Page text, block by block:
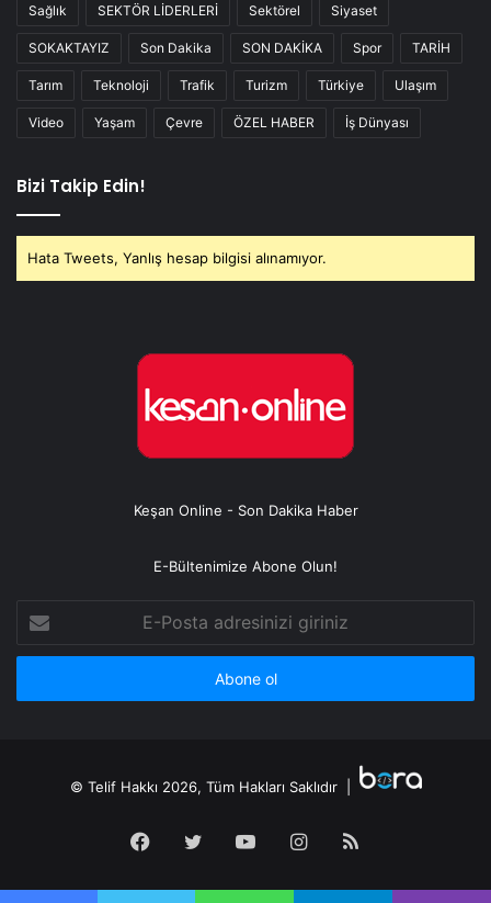
Sağlık SEKTÖR LİDERLERİ Sektörel Siyaset
SOKAKTAYIZ Son Dakika SON DAKİKA Spor TARİH
Tarım Teknoloji Trafik Turizm Türkiye Ulaşım
Video Yaşam Çevre ÖZEL HABER İş Dünyası
Bizi Takip Edin!
Hata Tweets, Yanlış hesap bilgisi alınamıyor.
Keşan Online - Son Dakika Haber
E-Bültenimize Abone Olun!
Posta
adresinizi
© Telif Hakkı 2026, Tüm Hakları Saklıdır |
Facebook
TwitterYouTubeInstagram
RSS